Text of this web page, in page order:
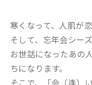
寒くなって、人肌が
そして、忘年会シー
お世話になったあの
ちになります。
そこで、「会（逢）